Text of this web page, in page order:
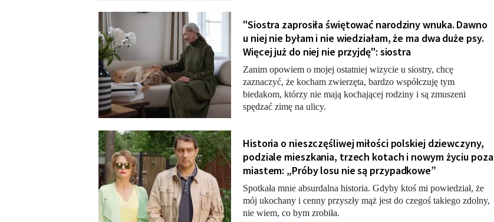
"Siostra zaprosiła świętować narodziny wnuka. Dawno
u niej nie byłam i nie wiedziałam, że ma dwa duże psy.
Więcej już do niej nie przyjdę": siostra
Zanim opowiem o mojej ostatniej wizycie u siostry, chcę
zaznaczyć, że kocham zwierzęta, bardzo współczuję tym
biedakom, którzy nie mają kochającej rodziny i są zmuszeni
spędzać zimę na ulicy.
Historia o nieszczęśliwej miłości polskiej dziewczyny,
podziale mieszkania, trzech kotach i nowym życiu poza
miastem: „Próby losu nie są przypadkowe”
Spotkała mnie absurdalna historia. Gdyby ktoś mi powiedział, że
mój ukochany i cenny przyszły mąż jest do czegoś takiego zdolny,
nie wiem, co bym zrobiła.